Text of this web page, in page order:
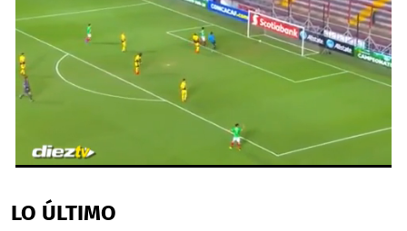
of
21
LO ÚLTIMO